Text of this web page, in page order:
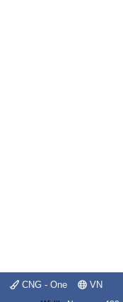
CNG - One VN